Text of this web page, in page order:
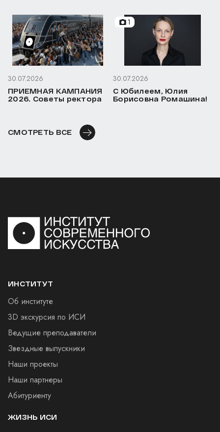
30.07.2026
ПРИЕМНАЯ КАМПАНИЯ
2026. Советы ректора
1
30.07.2026
С Юбилеем, Юлия
Борисовна Ромашина!
СМОТРЕТЬ ВСЕ
ИНСТИТУТ
Об институте
3D экскурсия по ИСИ
Ведущие преподаватели
Звездные выпускники
Наши проекты
Наши партнеры
Абитуриенту
ЖИЗНЬ ИСИ